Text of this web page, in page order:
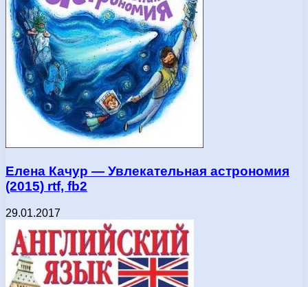
Елена Качур — Увлекательная астрономия
(2015) rtf, fb2
29.01.2017